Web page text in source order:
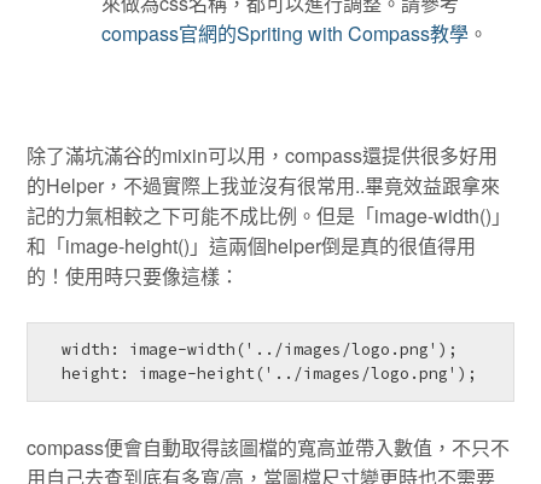
compass官網的Spriting with Compass教學 。
除了滿坑滿谷的mixin可以用，compass還提供很多好用
的Helper，不過實際上我並沒有很常用..畢竟效益跟拿來
記的力氣相較之下可能不成比例。但是「image-width()」
和「image-height()」這兩個helper倒是真的很值得用
的！使用時只要像這樣：
  width: image-width('../images/logo.png');
  height: image-height('../images/logo.png');
compass便會自動取得該圖檔的寬高並帶入數值，不只不
用自己去查到底有多寬/高，當圖檔尺寸變更時也不需要